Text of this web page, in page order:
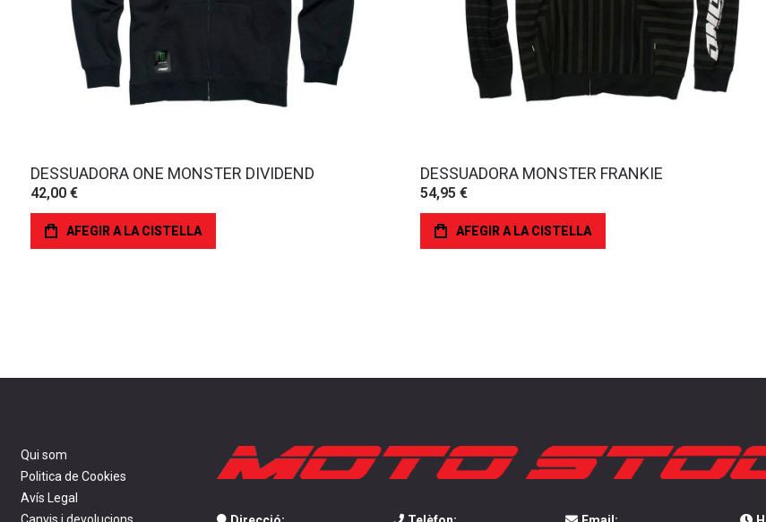
DESSUADORA ONE MONSTER DIVIDEND
42,00 €
AFEGIR A LA CISTELLA
DESSUADORA MONSTER FRANKIE
54,95 €
AFEGIR A LA CISTELLA
Qui som
Politica de Cookies
Avís Legal